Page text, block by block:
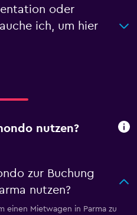
oder
ich, um hier
nutzen?
zur Buchung
nutzen?
einen Mietwagen in Parma zu